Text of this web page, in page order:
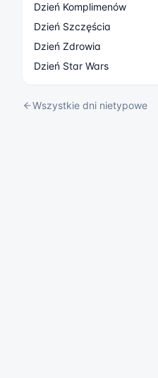
Dzień Komplimenów
Dzień Szczęścia
Dzień Zdrowia
Dzień Star Wars
Wszystkie dni nietypowe